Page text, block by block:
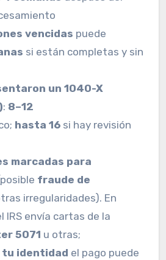
vencidas puede
si están completas y sin
un 1040-X
: 8–12
hasta 16 si hay revisión
marcadas para
fraude de
irregularidades). En
IRS envía cartas de la
5071 u otras;
identidad el pago puede